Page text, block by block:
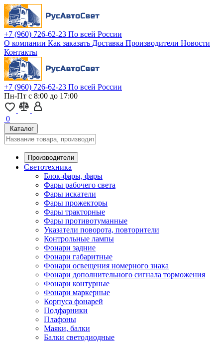
+7 (960) 726-62-23 По всей России
О компании Как заказать Доставка Производители Новости
Контакты
+7 (960) 726-62-23 По всей России
Пн-Пт с 8:00 до 17:00
0
Каталог
Производители
Светотехника
Блок-фары, фары
Фары рабочего света
Фары искатели
Фары прожекторы
Фары тракторные
Фары противотуманные
Указатели поворота, повторители
Контрольные лампы
Фонари задние
Фонари габаритные
Фонари освещения номерного знака
Фонари дополнительного сигнала торможения
Фонари контурные
Фонари маркерные
Корпуса фонарей
Подфарники
Плафоны
Маяки, балки
Балки светодиодные